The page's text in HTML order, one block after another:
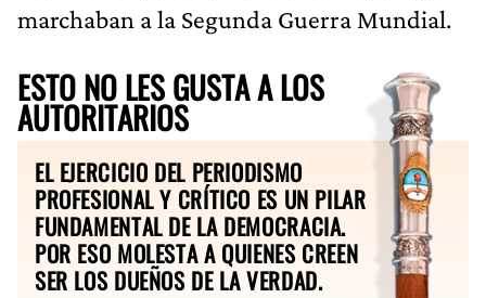
marchaban a la Segunda Guerra Mundial.
ESTO NO LES GUSTA A LOS
AUTORITARIOS
EL EJERCICIO DEL PERIODISMO
PROFESIONAL Y CRÍTICO ES UN PILAR
FUNDAMENTAL DE LA DEMOCRACIA.
POR ESO MOLESTA A QUIENES CREEN
SER LOS DUEÑOS DE LA VERDAD.